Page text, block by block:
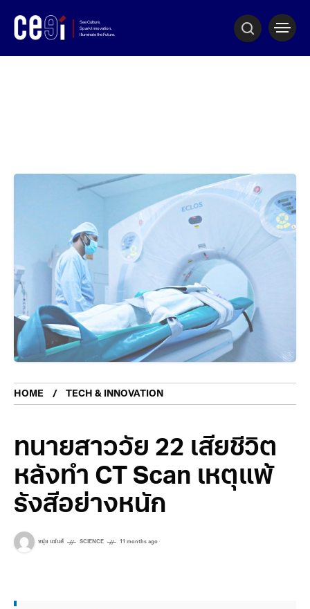
HOME TECH & INNOVATION
ทนายสาววัย 22 เสียชีวิต
หลังทำ CT Scan เหตุแพ้
รังสีอย่างหนัก
หนุ่ย แซ่แต้ SCIENCE 11 months ago